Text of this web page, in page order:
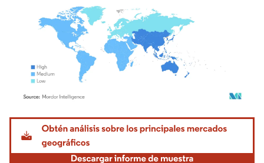
Imagen © Mordor Intelligence. El uso requiere atribución según CC BY 4.0.